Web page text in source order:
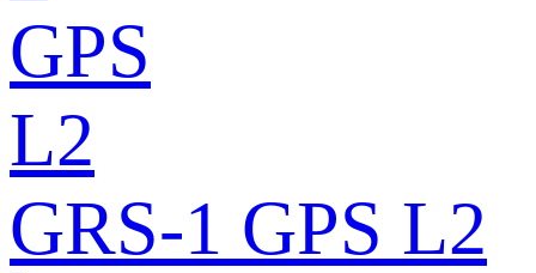
GRS-1 GPS L2